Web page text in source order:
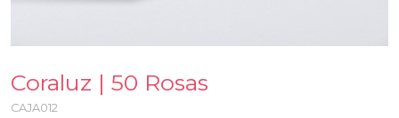
Coraluz | 50 Rosas
CAJA012